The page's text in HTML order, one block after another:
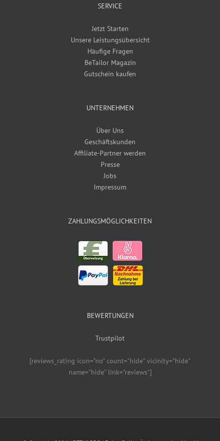
SERVICE
Jetzt Starten
Unsere Leistungsübersicht
Häufige Fragen
BeTailor Magazin
Gutschein kaufen
UNTERNEHMEN
Über Uns
Geschäftskunden
Affiliate-Partner werden
Presse
Jobs
Impressum
ZAHLUNGSMÖGLICHKEITEN
BEWERTUNGEN
Trustpilot
[reviews_rating icon="no" count="hide" vicinity="hide"
name="hide" link="reviews"]